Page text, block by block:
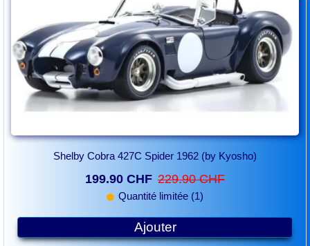
Shelby Cobra 427C Spider 1962 (by Kyosho)
199.90 CHF 229.90 CHF
Quantité limitée (1)
Ajouter